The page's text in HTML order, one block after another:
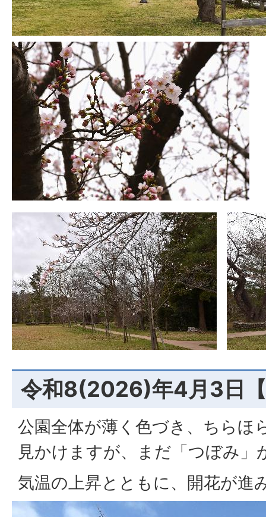
令和8(2026)年4月3日
公園全体が薄く色づき、ちらほ
見かけますが、まだ「つぼみ」
気温の上昇とともに、開花が進